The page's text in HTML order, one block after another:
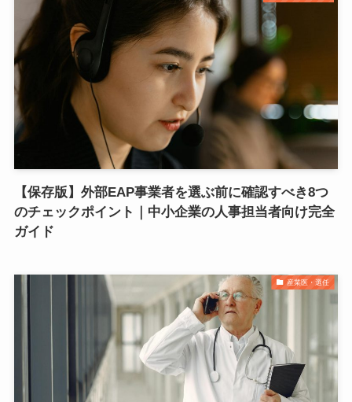
【保存版】外部EAP事業者を選ぶ前に確認すべき8つ
のチェックポイント｜中小企業の人事担当者向け完全
ガイド
産業医・選任